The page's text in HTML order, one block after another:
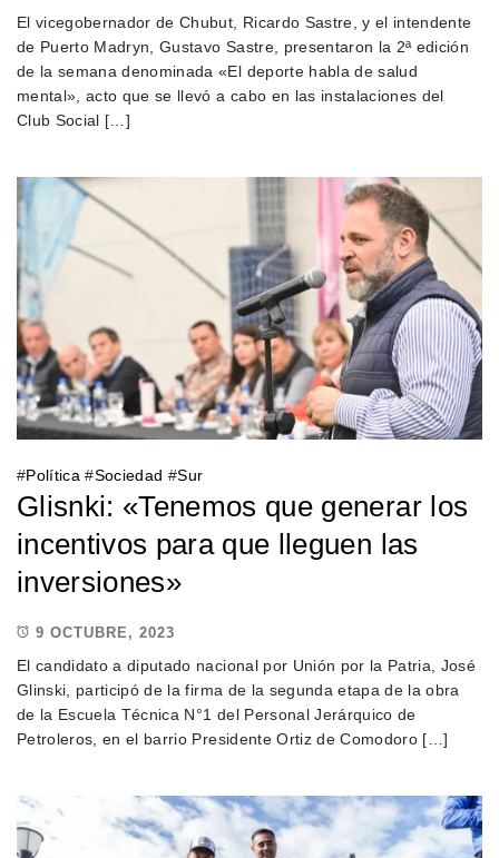
El vicegobernador de Chubut, Ricardo Sastre, y el intendente
de Puerto Madryn, Gustavo Sastre, presentaron la 2ª edición
de la semana denominada «El deporte habla de salud
mental», acto que se llevó a cabo en las instalaciones del
Club Social […]
#Política #Sociedad #Sur
Glisnki: «Tenemos que generar los
incentivos para que lleguen las
inversiones»
9 OCTUBRE, 2023
El candidato a diputado nacional por Unión por la Patria, José
Glinski, participó de la firma de la segunda etapa de la obra
de la Escuela Técnica N°1 del Personal Jerárquico de
Petroleros, en el barrio Presidente Ortiz de Comodoro […]